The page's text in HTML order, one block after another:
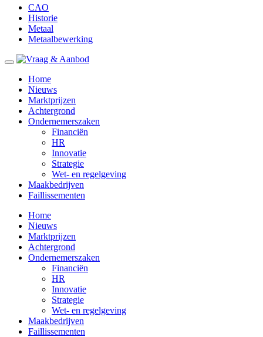
CAO
Historie
Metaal
Metaalbewerking
Home
Nieuws
Marktprijzen
Achtergrond
Ondernemerszaken
Financiën
HR
Innovatie
Strategie
Wet- en regelgeving
Maakbedrijven
Faillissementen
Home
Nieuws
Marktprijzen
Achtergrond
Ondernemerszaken
Financiën
HR
Innovatie
Strategie
Wet- en regelgeving
Maakbedrijven
Faillissementen